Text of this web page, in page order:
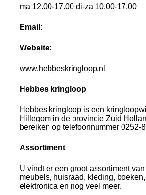
ma 12.00-17.00 di-za 10.00-17.00
Email:
Website:
www.hebbeskringloop.nl
Hebbes kringloop
Hebbes kringloop is een
Hillegom in de provincie Zuid
bereiken op telefoonnummer 0252-
Assortiment
U vindt er een groot assortiment
meubels, huisraad, kleding,
elektronica en nog veel meer.